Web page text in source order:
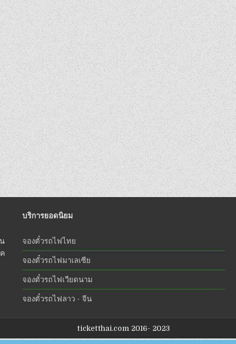
บริการยอดนิยม
จองตั๋วรถไฟไทย
จองตั๋วรถไฟมาเลเซีย
จองตั๋วรถไฟเวียดนาม
จองตั๋วรถไฟลาว - จีน
ticketthai.com 2016- 2023